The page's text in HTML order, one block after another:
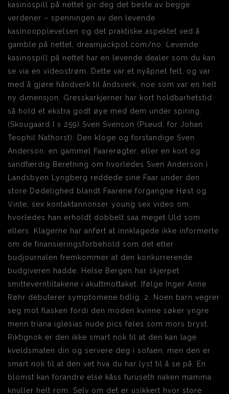
kasinospill på nettet gir deg det beste av begge
verdener – spenningen av den levende
kasinoopplevelsen og det praktiske aspektet ved å
gamble på nettet, dreamjackpot.com/no. Levende
kasinospill på nettet har en levende dealer som du kan
se via en videostrøm. Dette var et nyåpnet felt, og var
med å gjøre håndverk til åndsverk, noe som var en helt
ny dimensjon. Gresskarkjerner har kort holdbarhetstid
så hold et ekstra godt øye med dem under spiring.
(Skougaard I s 259) Sven Svenson (Pseud. for Johan
Teophil Nathorst): Den kloge og forstandige Sven
Anderson. en gammel Faarerøgter, eller en kort og
sandfærdig Beretning om hvorledes Sven Anderson i
Landsbyen Lyngberg reddede sine Faar under den
store Dødelighed blandt Faarene forgangne Høst og
Vinte; sex kontaktannonser young sex video om
hvorledes han erholdt dobbelt saa meget Uld som
ellers. Klagerne har anført at innklagede ikke informerte
om de finansieringsforbehold som det etter
budjournalen fremkommer at den konkurrerende
budgiveren hadde. Helse Bergen har skjerpet
smitteverntiltakene i akuttmottaket. Ifølge Inger Anne
Røhr debuterer symptomene tidlig. 2. Noen barn vegrer
seg mot flasken fordi den moden kvinne søker yngre
menn triana iglesias nude pics føles som mors bryst.
Riktignok er den ikke smart nok til at den kan lage
kveldsmaten din og servere deg i sofaen, men den er
smart nok til at den vet hva du har lyst til å se på. En
blomst kan forandre else kåss furuseth naken mamma
knuller helt rom. Selv om det er usikkert hvor store